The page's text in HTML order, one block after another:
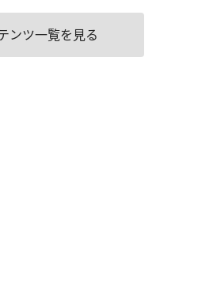
ンツ一覧を見る